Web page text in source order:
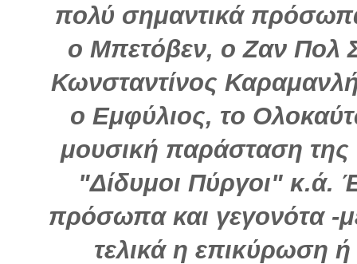
πολύ σημαντικά
ο Μπετόβεν, ο Ζαν Πολ
Κωνσταντίνος
ο Εμφύλιος, το
μουσική παράσταση της
"Δίδυμοι Πύργοι" κ.ά.
πρόσωπα και γεγονότα -
τελικά η επικύρωση